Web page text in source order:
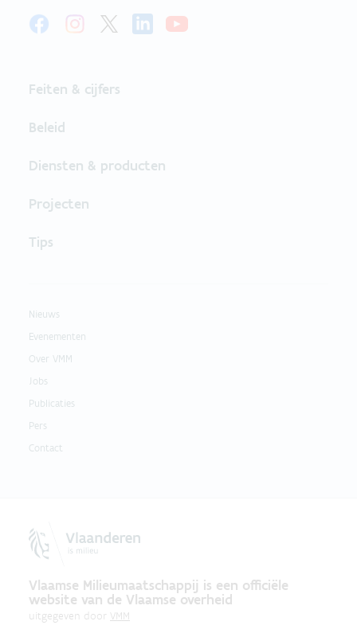
Feiten & cijfers
Beleid
Diensten & producten
Projecten
Tips
Nieuws
Evenementen
Over VMM
Jobs
Publicaties
Pers
Contact
Vlaamse Milieumaatschappij is een officiële
website van de Vlaamse overheid
uitgegeven door VMM